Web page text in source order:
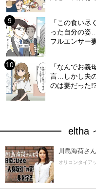
「この食い尽
った自分の姿
フルエンサー
「なんでお義
言…しかし夫
のは妻だった
eltha
川島海荷さ
オリコンタイア